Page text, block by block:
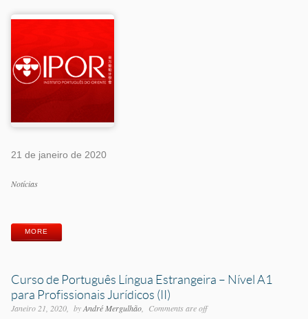
21 de janeiro de 2020
Categorias
Notícias
MORE
Curso de Português Língua Estrangeira – Nível A1
para Profissionais Jurídicos (II)
Janeiro 21, 2020 byAndré Mergulhão Comments are off